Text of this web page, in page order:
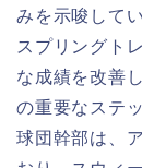
みを示唆してい
スプリングト
な成績を改善
の重要なステ
球団幹部は、